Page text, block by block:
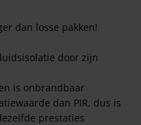
dan losse pakken!
door zijn
is onbrandbaar
dan PIR, dus is
prestaties